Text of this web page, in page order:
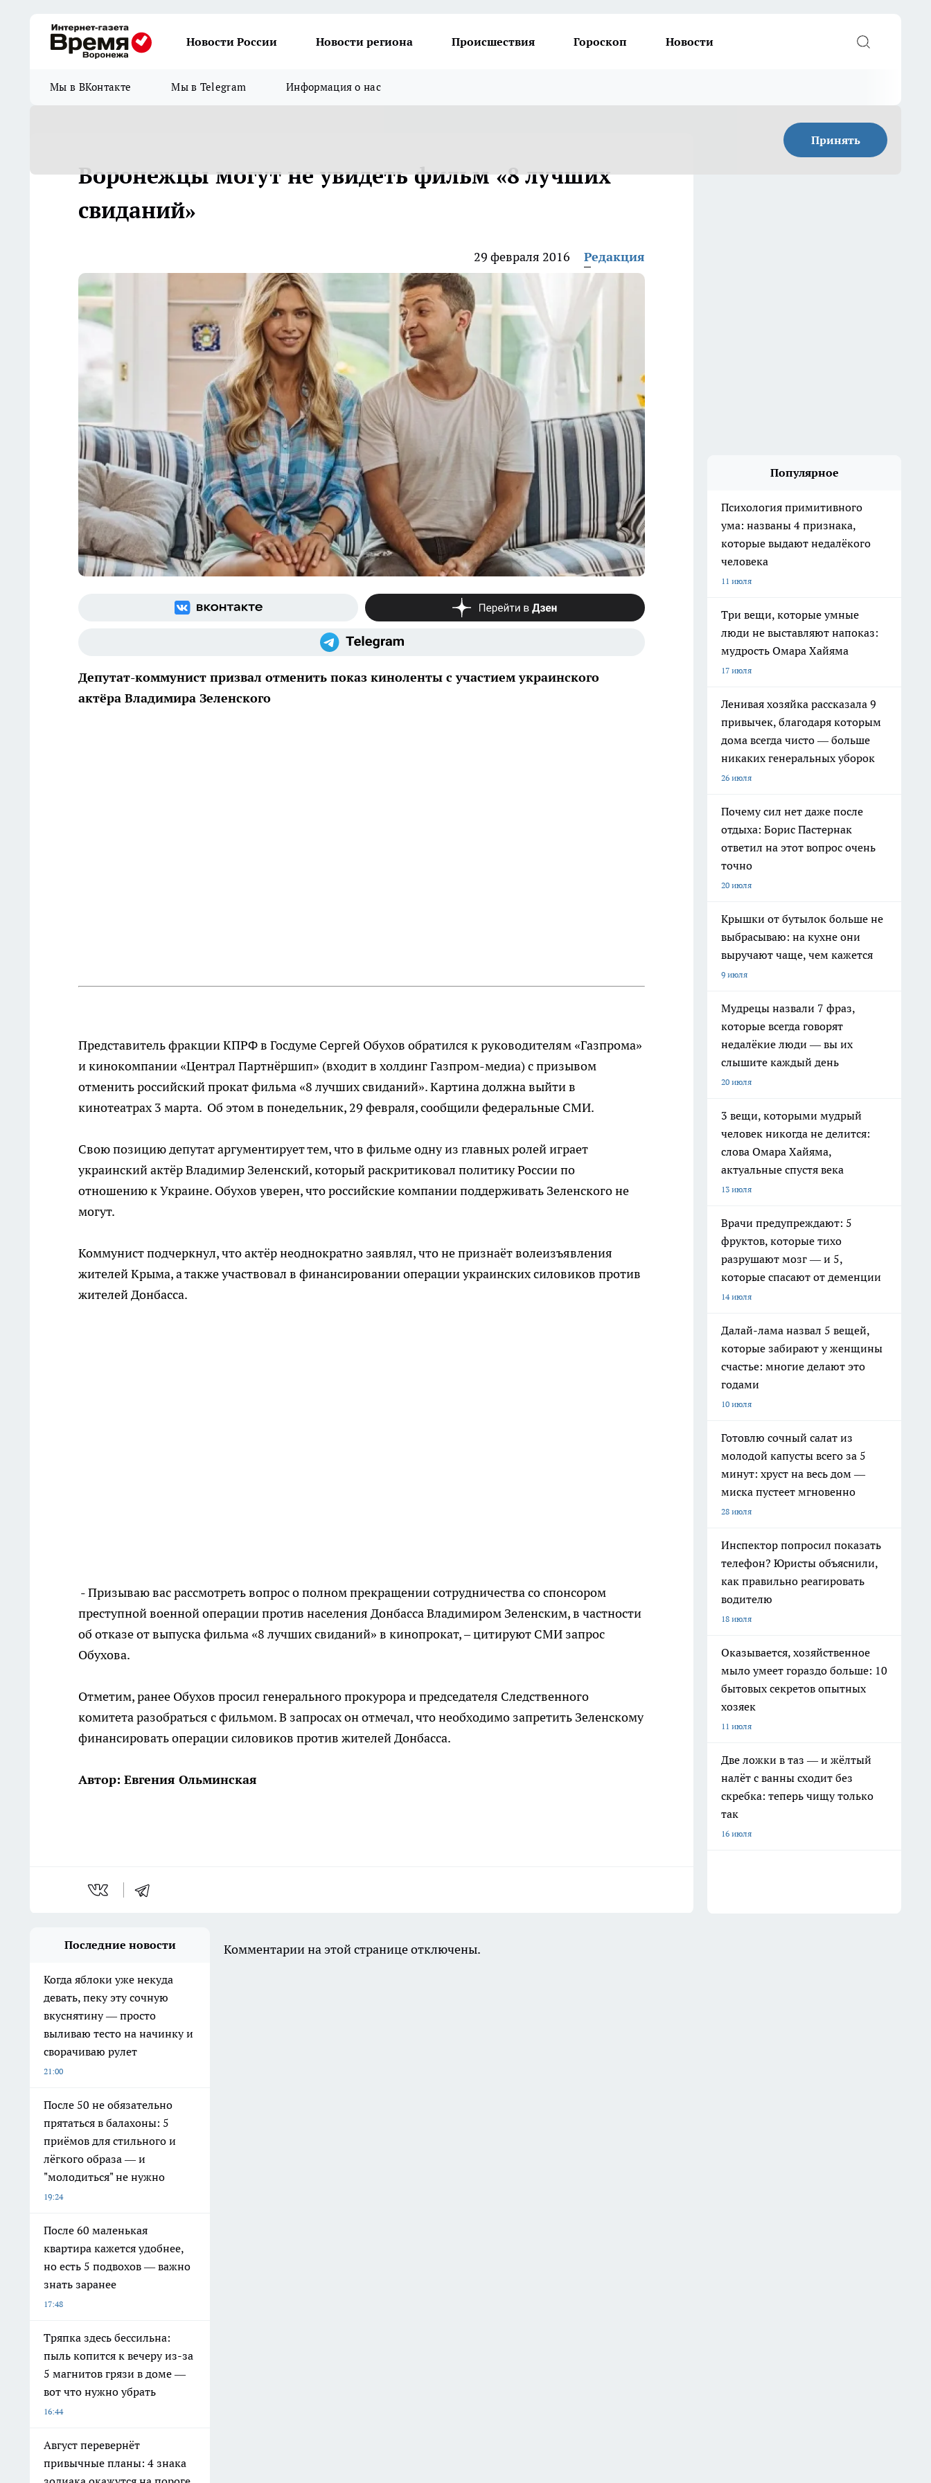
Новости России Новости региона Происшествия Гороскоп Новости
Мы в ВКонтакте Мы в Telegram Информация о нас
Принять
Воронежцы могут не увидеть фильм «8 лучших
свиданий»
29 февраля 2016 Редакция
Депутат-коммунист призвал отменить показ киноленты с участием украинского
актёра Владимира Зеленского
Представитель фракции КПРФ в Госдуме Сергей Обухов обратился к руководителям «Газпрома»
и кинокомпании «Централ Партнёршип» (входит в холдинг Газпром-медиа) с призывом
отменить российский прокат фильма «8 лучших свиданий». Картина должна выйти в
кинотеатрах 3 марта. Об этом в понедельник, 29 февраля, сообщили федеральные СМИ.
Свою позицию депутат аргументирует тем, что в фильме одну из главных ролей играет
украинский актёр Владимир Зеленский, который раскритиковал политику России по
отношению к Украине. Обухов уверен, что российские компании поддерживать Зеленского не
могут.
Коммунист подчеркнул, что актёр неоднократно заявлял, что не признаёт волеизъявления
жителей Крыма, а также участвовал в финансировании операции украинских силовиков против
жителей Донбасса.
- Призываю вас рассмотреть вопрос о полном прекращении сотрудничества со спонсором
преступной военной операции против населения Донбасса Владимиром Зеленским, в частности
об отказе от выпуска фильма «8 лучших свиданий» в кинопрокат, – цитируют СМИ запрос
Обухова.
Отметим, ранее Обухов просил генерального прокурора и председателя Следственного
комитета разобраться с фильмом. В запросах он отмечал, что необходимо запретить Зеленскому
финансировать операции силовиков против жителей Донбасса.
Автор: Евгения Ольминская
Популярное
Психология примитивного
ума: названы 4 признака,
которые выдают недалёкого
человека
11 июля
Три вещи, которые умные
люди не выставляют напоказ:
мудрость Омара Хайяма
17 июля
Ленивая хозяйка рассказала 9
привычек, благодаря которым
дома всегда чисто — больше
никаких генеральных уборок
26 июля
Почему сил нет даже после
отдыха: Борис Пастернак
ответил на этот вопрос очень
точно
20 июля
Крышки от бутылок больше не
выбрасываю: на кухне они
выручают чаще, чем кажется
9 июля
Мудрецы назвали 7 фраз,
которые всегда говорят
недалёкие люди — вы их
слышите каждый день
20 июля
3 вещи, которыми мудрый
человек никогда не делится:
слова Омара Хайяма,
актуальные спустя века
13 июля
Врачи предупреждают: 5
фруктов, которые тихо
разрушают мозг — и 5,
которые спасают от деменции
14 июля
Далай-лама назвал 5 вещей,
которые забирают у женщины
счастье: многие делают это
годами
10 июля
Готовлю сочный салат из
молодой капусты всего за 5
минут: хруст на весь дом —
миска пустеет мгновенно
28 июля
Инспектор попросил показать
телефон? Юристы объяснили,
как правильно реагировать
водителю
18 июля
Оказывается, хозяйственное
мыло умеет гораздо больше: 10
бытовых секретов опытных
хозяек
11 июля
Две ложки в таз — и жёлтый
налёт с ванны сходит без
скребка: теперь чищу только
так
16 июля
Последние новости
Когда яблоки уже некуда
девать, пеку эту сочную
вкуснятину — просто
выливаю тесто на начинку и
сворачиваю рулет
21:00
После 50 не обязательно
прятаться в балахоны: 5
приёмов для стильного и
лёгкого образа — и
"молодиться" не нужно
19:24
После 60 маленькая
квартира кажется удобнее,
но есть 5 подвохов — важно
знать заранее
17:48
Тряпка здесь бессильна:
пыль копится к вечеру из-за
5 магнитов грязи в доме —
вот что нужно убрать
16:44
Август перевернёт
привычные планы: 4 знака
Комментарии на этой странице отключены.